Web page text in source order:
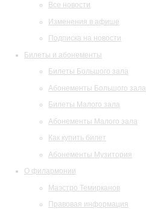
Все новости
Изменения в афише
Подписка на новости
Билеты и абонементы
Билеты Большого зала
Абонементы Большого зала
Билеты Малого зала
Абонементы Малого зала
Как купить билет
Абонементы Музитория
О филармонии
Маэстро Темирканов
Правовая информация